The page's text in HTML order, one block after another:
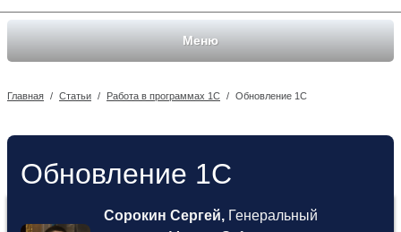
Меню
Главная / Статьи / Работа в программах 1С / Обновление 1С
Обновление 1С
Сорокин Сергей, Генеральный